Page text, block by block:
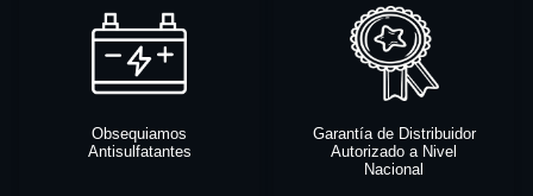
Obsequiamos
Antisulfatantes
Garantía de Distribuidor
Autorizado a Nivel
Nacional